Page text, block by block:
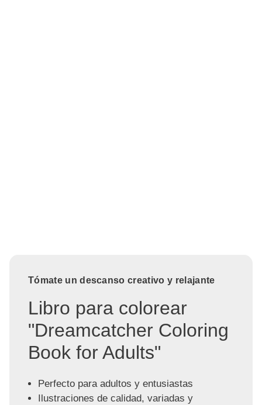
Tómate un descanso creativo y relajante
Libro para colorear
"Dreamcatcher Coloring
Book for Adults"
Perfecto para adultos y entusiastas
Ilustraciones de calidad, variadas y